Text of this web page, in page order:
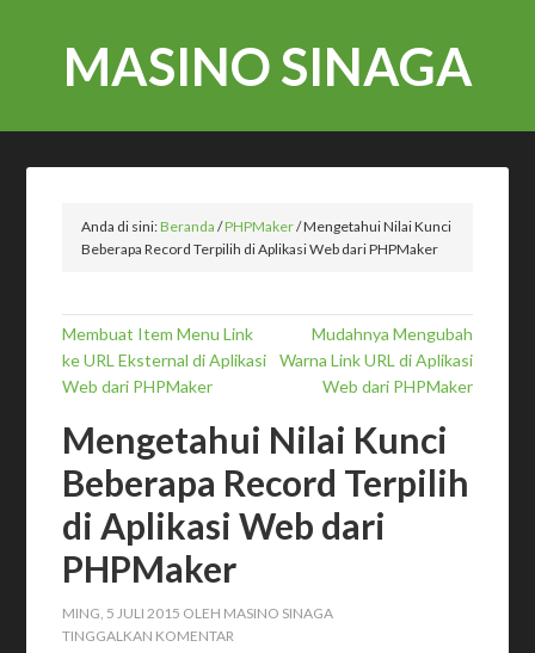
MASINO SINAGA
Anda di sini:Beranda /PHPMaker/Mengetahui Nilai Kunci
Beberapa Record Terpilih di Aplikasi Web dari PHPMaker
Membuat Item Menu Link
ke URL Eksternal di Aplikasi
Web dari PHPMaker
Mudahnya Mengubah
Warna Link URL di Aplikasi
Web dari PHPMaker
Mengetahui Nilai Kunci
Beberapa Record Terpilih
di Aplikasi Web dari
PHPMaker
MING, 5 JULI 2015 OLEH MASINO SINAGA
TINGGALKAN KOMENTAR